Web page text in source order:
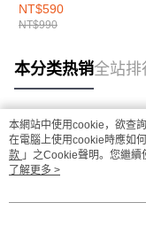
NT$590
NT$990
本分类热销全站排
热门标签
本網站中使用cookie，欲查
在電腦上使用cookie時應如
款 」之Cookie聲明。您繼
之Cookie聲明使用cookie。
了解更多 >